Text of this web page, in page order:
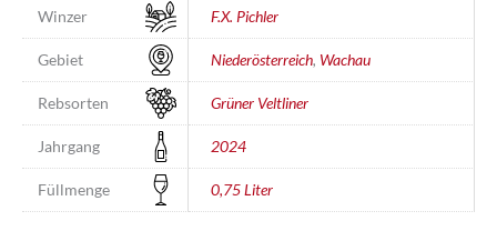
Winzer F.X. Pichler
Gebiet Niederösterreich, Wachau
Rebsorten Grüner Veltliner
Jahrgang 2024
Füllmenge 0,75 Liter